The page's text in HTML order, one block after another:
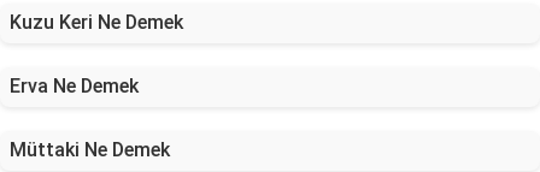
Kuzu Keri Ne Demek
Erva Ne Demek
Müttaki Ne Demek